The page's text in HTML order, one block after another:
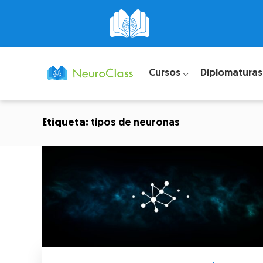
Cursos ⌵ Diplomaturas
Etiqueta: tipos de neuronas